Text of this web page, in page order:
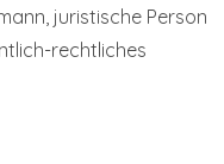
juristische Person
rechtliches